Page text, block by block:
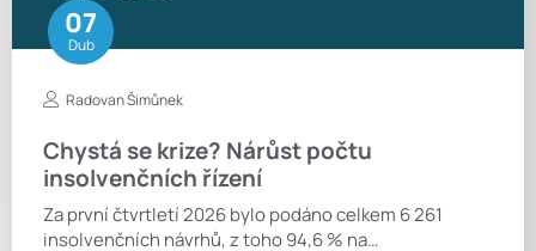
07
Dub
Radovan Šimůnek
Chystá se krize? Nárůst počtu
insolvenčních řízení
Za první čtvrtletí 2026 bylo podáno celkem 6 261
insolvenčních návrhů, z toho 94,6 % na…